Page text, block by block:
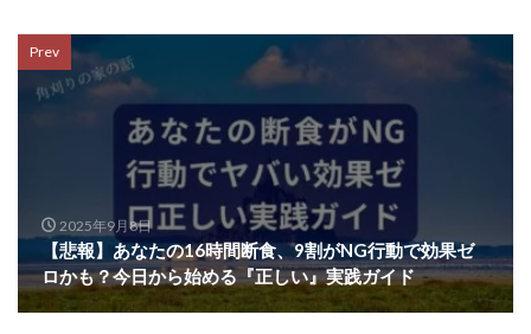
Prev
2025年9月8日
【悲報】あなたの16時間断食、9割がNG行動で効果ゼ
ロかも？今日から始める『正しい』実践ガイド